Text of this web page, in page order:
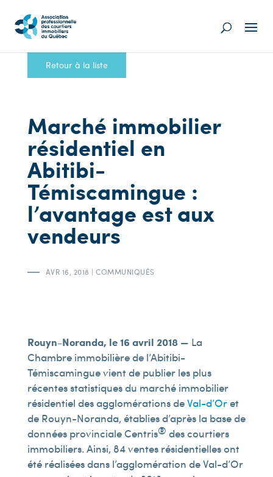
Retour à la liste
Marché immobilier
résidentiel en
Abitibi-
Témiscamingue :
l’avantage est aux
vendeurs
AVR 16, 2018 |COMMUNIQUÉS
Rouyn-Noranda, le 16 avril 2018 — La
Chambre immobilière de l’Abitibi-
Témiscamingue vient de publier les plus
récentes statistiques du marché immobilier
résidentiel des agglomérations deVal-d’Oret
de Rouyn-Noranda, établies d’après la base de
données provinciale Centris® des courtiers
immobiliers. Ainsi, 84 ventes résidentielles ont
été réalisées dans l’agglomération de Val-d’Or